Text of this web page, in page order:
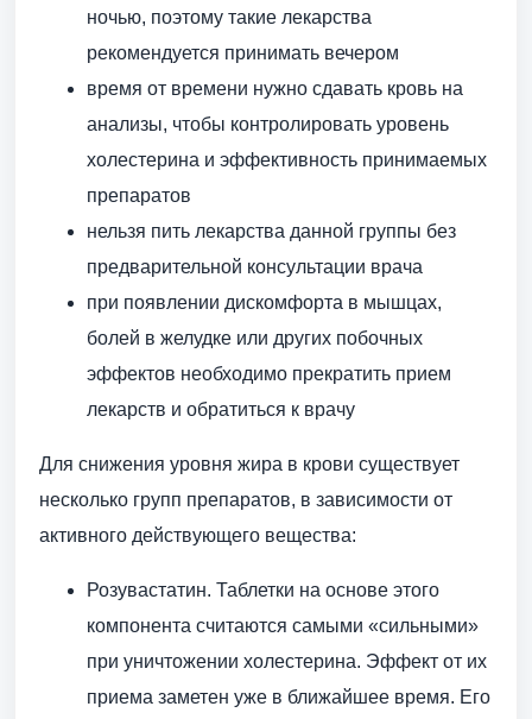
ночью, поэтому такие лекарства
рекомендуется принимать вечером
время от времени нужно сдавать кровь на
анализы, чтобы контролировать уровень
холестерина и эффективность принимаемых
препаратов
нельзя пить лекарства данной группы без
предварительной консультации врача
при появлении дискомфорта в мышцах,
болей в желудке или других побочных
эффектов необходимо прекратить прием
лекарств и обратиться к врачу
Для снижения уровня жира в крови существует
несколько групп препаратов, в зависимости от
активного действующего вещества:
Розувастатин. Таблетки на основе этого
компонента считаются самыми «сильными»
при уничтожении холестерина. Эффект от их
приема заметен уже в ближайшее время. Его